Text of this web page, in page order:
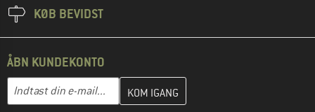
KØB BEVIDST
ÅBN KUNDEKONTO
E-mail-adresse
Indtast din e-mailadresse her, og opret i næste trin din